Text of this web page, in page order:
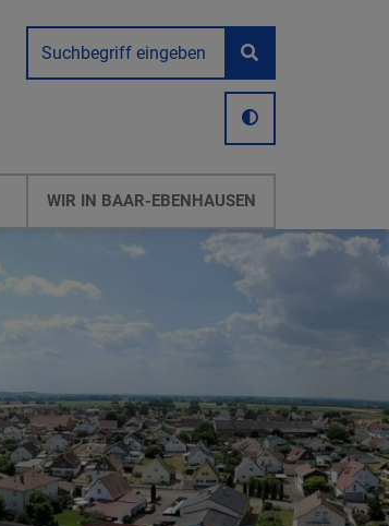
WIR IN BAAR-EBENHAUSEN